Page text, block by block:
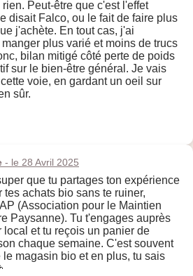
Peut-être que c'est l'effet
disait Falco, ou le fait de faire plus
j'achète. En tout cas, j'ai
plus varié et moins de trucs
bilan mitigé côté perte de poids
sur le bien-être général. Je vais
voie, en gardant un oeil sur
sûr.
- le 28 Avril 2025
que tu partages ton expérience
tes achats bio sans te ruiner,
(Association pour le Maintien
Paysanne). Tu t'engages auprès
local et tu reçois un panier de
chaque semaine. C'est souvent
le magasin bio et en plus, tu sais